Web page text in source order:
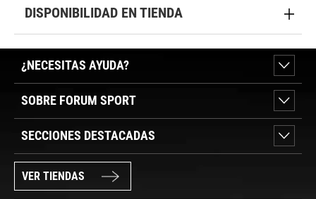
DISPONIBILIDAD EN TIENDA
¿NECESITAS AYUDA?
SOBRE FORUM SPORT
SECCIONES DESTACADAS
VER TIENDAS